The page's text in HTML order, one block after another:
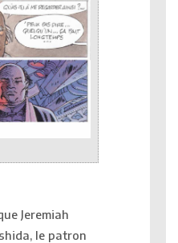
Jeremiah
le patron